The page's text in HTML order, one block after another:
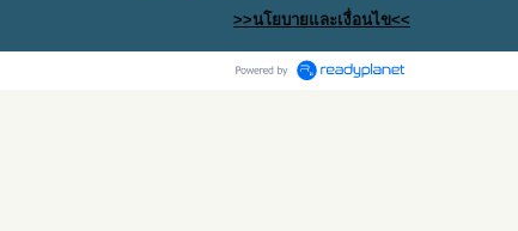
>>นโยบายและเงื่อนไข<<